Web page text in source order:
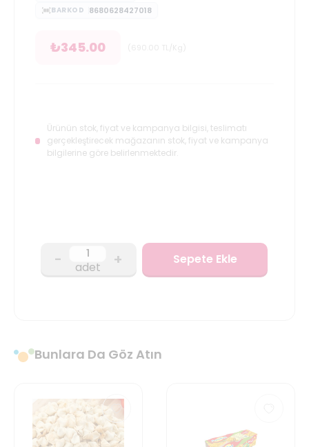
BARKOD 8680628427018
₺345.00
Ürünün stok, fiyat ve kampanya bilgisi, teslimatı
gerçekleştirecek mağazanın stok, fiyat ve kampanya
bilgilerine göre belirlenmektedir.
- adet + Sepete Ekle
Bunlara Da Göz Atın